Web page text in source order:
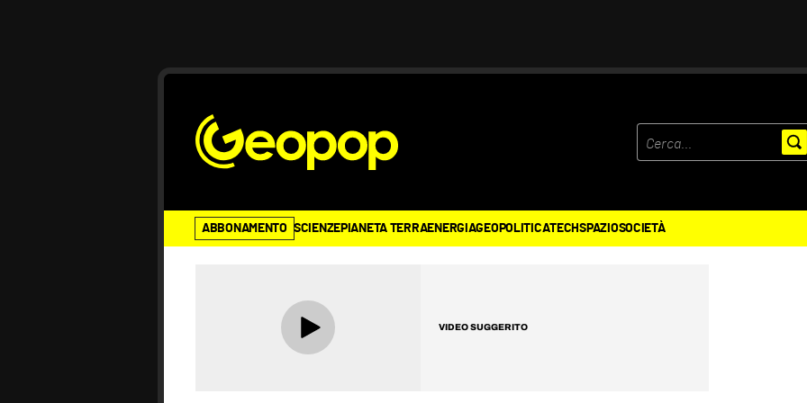
ABBONAMENTO SCIENZEPIANETA TERRAENERGIAGEOPOLITICATECHSPAZIOSOCIETÀ
VIDEO SUGGERITO